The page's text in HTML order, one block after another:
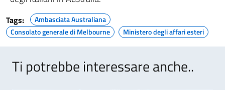
Tags:
Ambasciata Australiana
Consolato generale di Melbourne
Ministero degli affari esteri
Ti potrebbe interessare anche..